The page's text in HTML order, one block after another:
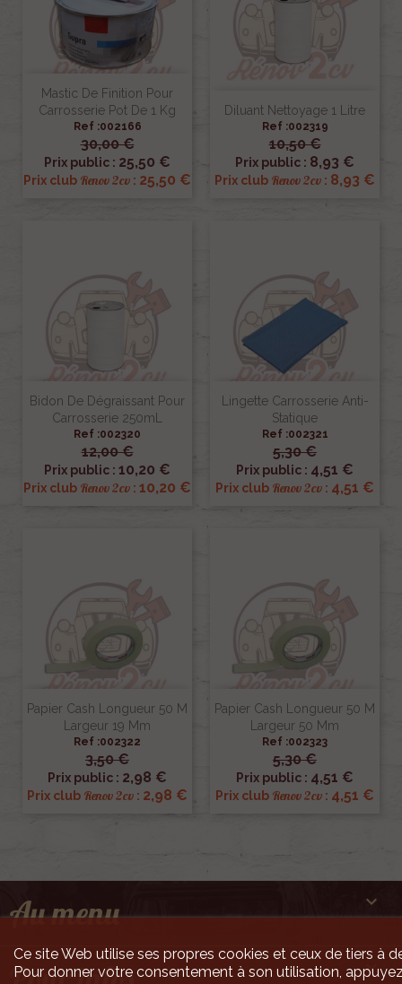
Mastic De Finition Pour
Carrosserie Pot De 1 Kg
Ref :002166
30,00 €
Prix public : 25,50 €
Prix club Renov 2cv : 25,50 €
Diluant Nettoyage 1 Litre
Ref :002319
10,50 €
Prix public : 8,93 €
Prix club Renov 2cv : 8,93 €
Bidon De Dégraissant Pour
Carrosserie 250mL
Ref :002320
12,00 €
Prix public : 10,20 €
Prix club Renov 2cv : 10,20 €
Lingette Carrosserie Anti-
Statique
Ref :002321
5,30 €
Prix public : 4,51 €
Prix club Renov 2cv : 4,51 €
Papier Cash Longueur 50 M
Largeur 19 Mm
Ref :002322
3,50 €
Prix public : 2,98 €
Prix club Renov 2cv : 2,98 €
Papier Cash Longueur 50 M
Largeur 50 Mm
Ref :002323
5,30 €
Prix public : 4,51 €
Prix club Renov 2cv : 4,51 €
Au menu 

Ce site Web utilise ses propres cookies et ceux de tiers à
Pour donner votre consentement à son utilisation,